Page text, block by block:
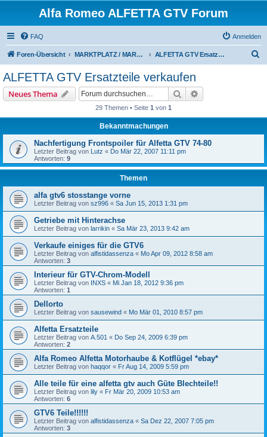
Alfa Romeo ALFETTA GTV Forum
FAQ Anmelden
Foren-Übersicht MARKTPLATZ / MARKETPLACE ALFETTA GTV Ersatzteile verkaufen
ALFETTA GTV Ersatzteile verkaufen
Neues Thema Suche
29 Themen • Seite 1 von 1
Bekanntmachungen
Nachfertigung Frontspoiler für Alfetta GTV 74-80
Letzter Beitrag von Lutz « Do Mär 22, 2007 11:11 pm
Antworten: 9
Themen
alfa gtv6 stosstange vorne
Letzter Beitrag von sz996 « Sa Jun 15, 2013 1:31 pm
Getriebe mit Hinterachse
Letzter Beitrag von larrikin « Sa Mär 23, 2013 9:42 am
Verkaufe einiges für die GTV6
Letzter Beitrag von alfistidassenza « Mo Apr 09, 2012 8:58 am
Antworten: 3
Interieur für GTV-Chrom-Modell
Letzter Beitrag von INXS « Mi Jan 18, 2012 9:36 pm
Antworten: 1
Dellorto
Letzter Beitrag von sausewind « Mo Mär 01, 2010 8:57 pm
Alfetta Ersatzteile
Letzter Beitrag von A.501 « Do Sep 24, 2009 6:39 pm
Antworten: 2
Alfa Romeo Alfetta Motorhaube & Kotflügel *ebay*
Letzter Beitrag von haqqor « Fr Aug 14, 2009 5:59 pm
Alle teile für eine alfetta gtv auch Güte Blechteile!!
Letzter Beitrag von lily « Fr Mär 20, 2009 10:53 am
Antworten: 6
GTV6 Teile!!!!!!
Letzter Beitrag von alfistidassenza « Sa Dez 22, 2007 7:05 pm
Antworten: 3